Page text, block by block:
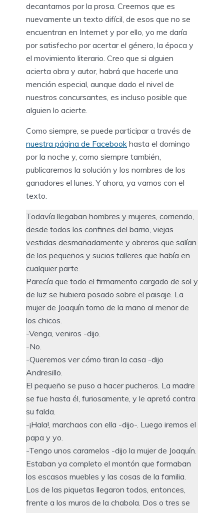
decantamos por la prosa. Creemos que es
nuevamente un texto difícil, de esos que no se
encuentran en Internet y por ello, yo me daría
por satisfecho por acertar el género, la época y
el movimiento literario. Creo que si alguien
acierta obra y autor, habrá que hacerle una
mención especial, aunque dado el nivel de
nuestros concursantes, es incluso posible que
alguien lo acierte.
Como siempre, se puede participar a través de
nuestra página de Facebook hasta el domingo
por la noche y, como siempre también,
publicaremos la solución y los nombres de los
ganadores el lunes. Y ahora, ya vamos con el
texto.
Todavía llegaban hombres y mujeres, corriendo,
desde todos los confines del barrio, viejas
vestidas desmañadamente y obreros que salían
de los pequeños y sucios talleres que había en
cualquier parte.
Parecía que todo el firmamento cargado de sol y
de luz se hubiera posado sobre el paisaje. La
mujer de Joaquín tomo de la mano al menor de
los chicos.
-Venga, veniros -dijo.
-No.
-Queremos ver cómo tiran la casa -dijo
Andresillo.
El pequeño se puso a hacer pucheros. La madre
se fue hasta él, furiosamente, y le apretó contra
su falda.
-¡Hala!, marchaos con ella -dijo-. Luego iremos el
papa y yo.
-Tengo unos caramelos -dijo la mujer de Joaquín.
Estaban ya completo el montón que formaban
los escasos muebles y las cosas de la familia.
Los de las piquetas llegaron todos, entonces,
frente a los muros de la chabola. Dos o tres se